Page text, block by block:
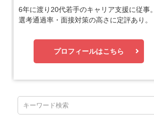
6年に渡り20代若手のキャリア支援に従事。
選考通過率・面接対策の高さに定評あり。
プロフィールはこちら